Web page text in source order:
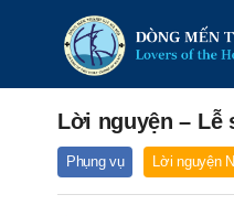
Lời nguyện – Lễ
Phụng vụ Lời nguyện